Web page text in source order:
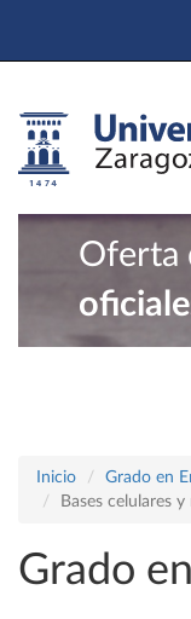
Oferta
Inicio Grado en
Bases celulares
Grado